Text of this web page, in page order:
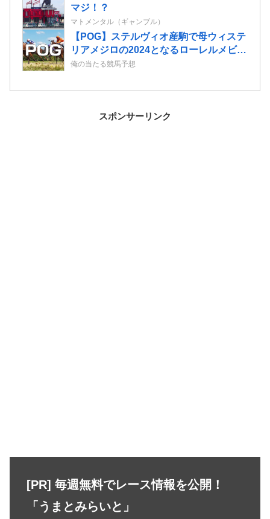
マジ！？
マトメンタル（ギャンブル）
【POG】ステルヴィオ産駒で母ウィステ
リアメジロの2024となるローレルメビウ
スの2歳情報
俺の当たる競馬予想
スポンサーリンク
[PR] 毎週無料でレース情報を公開！
「うまとみらいと」